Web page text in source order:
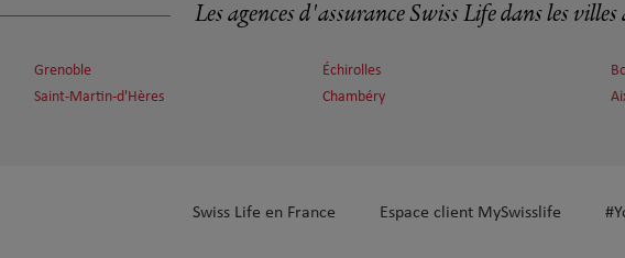
Voir plus
Les agences d'assurance Swiss Life dans les
Grenoble
Saint-Martin-d'Hères
Échirolles
Chambéry
Swiss Life en France Espace client MySwisslife